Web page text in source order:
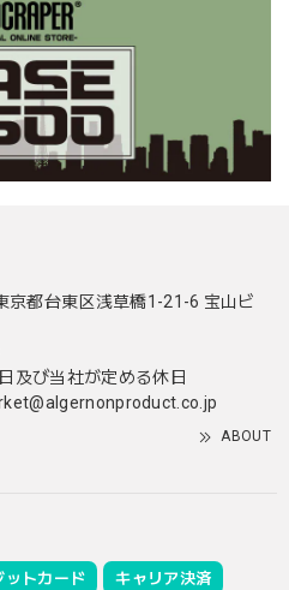
京都台東区浅草橋1-21-6 宝山ビ
及び当社が定める休日
ABOUT
ットカード キャリア決済